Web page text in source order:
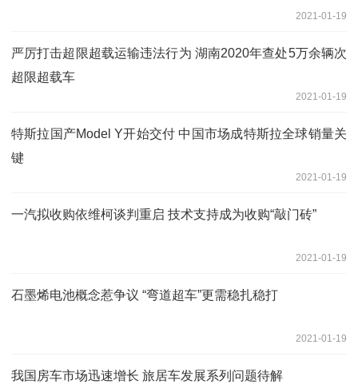
2021-01-19
严厉打击超限超载运输违法行为 湖南2020年查处5万余辆次
超限超载车
2021-01-19
特斯拉国产Model Y开始交付 中国市场成特斯拉全球销量关
键
2021-01-19
一汽拟收购依维柯谈判重启 技术支持成为收购“敲门砖”
2021-01-19
石墨烯电池概念惹争议 “弯道超车”更需稳扎稳打
2021-01-19
我国房车市场迅速增长 旅居车发展系列问题待解